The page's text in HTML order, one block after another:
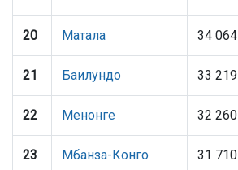
20 Матала 34 064
21 Баилундо 33 219
22 Менонге 32 260
23 Мбанза-Конго 31 710